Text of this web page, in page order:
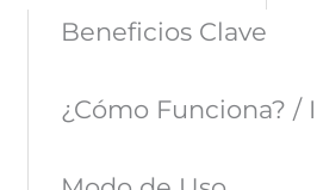
Beneficios Clave
¿Cómo Funciona? /